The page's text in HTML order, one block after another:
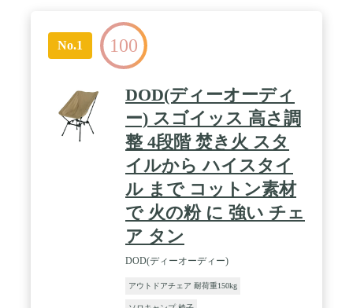
No.1 100
DOD(ディーオーディ
ー) スゴイッス 高さ調
整 4段階 焚き火 スタ
イルから ハイスタイ
ル まで コットン素材
で 火の粉 に 強い チェ
ア タン
DOD(ディーオーディー)
アウトドアチェア 耐荷重150kg